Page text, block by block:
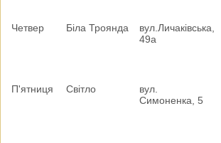
Четвер Біла Троянда
вул.Личаківська,
49а
П'ятниця Світло
вул.
Симоненка, 5